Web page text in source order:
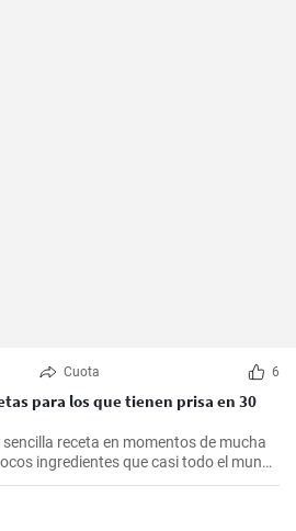
Cuota 6
para los que tienen prisa en 30
receta en momentos de mucha
ingredientes que casi todo el mundo
minutos puedes estar disfrutando de
Con su textura crujiente y su
éxito para las visitas improvisadas y